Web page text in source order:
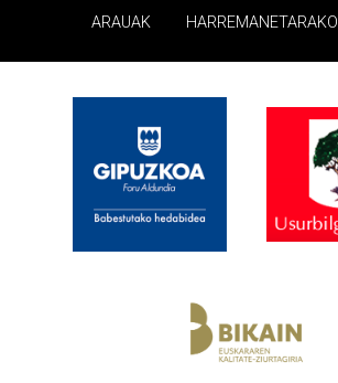
ARAUAK HARREMANETARAKO